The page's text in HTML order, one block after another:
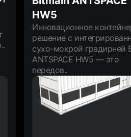
HW5
Инновационное
решение с
сухо-мокрой градирней
ANTSPACE HW5 — это
передов..